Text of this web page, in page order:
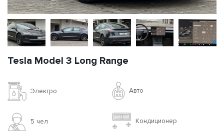
Tesla Model 3 Long Range
Электро Авто
5 чел Кондиционер